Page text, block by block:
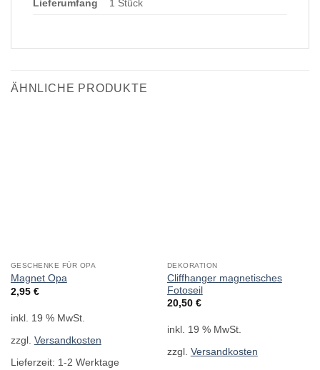
Lieferumfang 1 Stück
ÄHNLICHE PRODUKTE
GESCHENKE FÜR OPA
Magnet Opa
2,95 €
inkl. 19 % MwSt.
zzgl. Versandkosten
Lieferzeit: 1-2 Werktage
DEKORATION
Cliffhanger magnetisches
Fotoseil
20,50 €
inkl. 19 % MwSt.
zzgl. Versandkosten